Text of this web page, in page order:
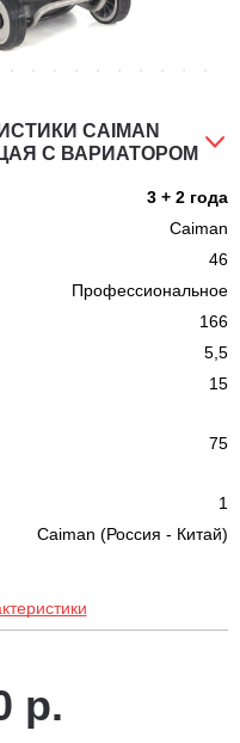
CAIMAN
С ВАРИАТОРОМ
3 + 2 года
Caiman
46
Профессиональное
166
5,5
15
75
1
Caiman (Россия - Китай)
р.